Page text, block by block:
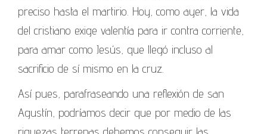
preciso hasta el martirio. Hoy, como ayer, la vida
del cristiano exige valentía para ir contra corriente,
para amar como Jesús, que llegó incluso al
sacrificio de sí mismo en la cruz.
Así pues, parafraseando una reflexión de san
Agustín, podríamos decir que por medio de las